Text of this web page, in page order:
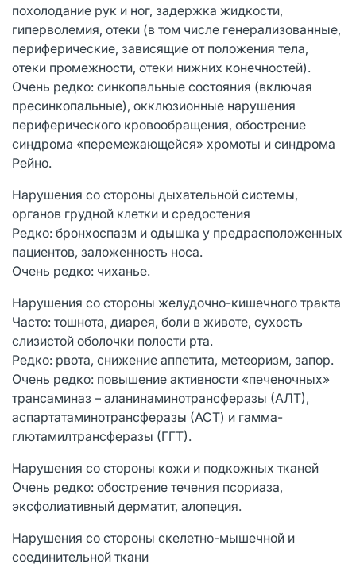
похолодание рук и ног, задержка жидкости,
гиперволемия, отеки (в том числе генерализованные,
периферические, зависящие от положения тела,
отеки промежности, отеки нижних конечностей).
Очень редко: синкопальные состояния (включая
пресинкопальные), окклюзионные нарушения
периферического кровообращения, обострение
синдрома «перемежающейся» хромоты и синдрома
Рейно.
Нарушения со стороны дыхательной системы,
органов грудной клетки и средостения
Редко: бронхоспазм и одышка у предрасположенных
пациентов, заложенность носа.
Очень редко: чиханье.
Нарушения со стороны желудочно-кишечного тракта
Часто: тошнота, диарея, боли в животе, сухость
слизистой оболочки полости рта.
Редко: рвота, снижение аппетита, метеоризм, запор.
Очень редко: повышение активности «печеночных»
трансаминаз – аланинаминотрансферазы (АЛТ),
аспартатаминотрансферазы (АСТ) и гамма-
глютамилтрансферазы (ГГТ).
Нарушения со стороны кожи и подкожных тканей
Очень редко: обострение течения псориаза,
эксфолиативный дерматит, алопеция.
Нарушения со стороны скелетно-мышечной и
соединительной ткани